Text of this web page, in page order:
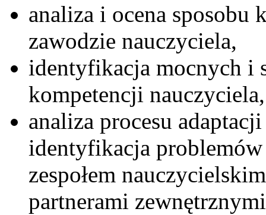
analiza i ocena sposobu
zawodzie nauczyciela,
identyfikacja mocnych i
kompetencji nauczyciela,
analiza procesu
identyfikacja
zespołem
partnerami